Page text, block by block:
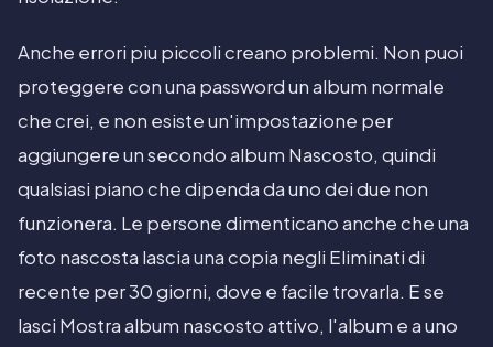
Anche errori piu piccoli creano problemi. Non puoi
proteggere con una password un album normale
che crei, e non esiste un'impostazione per
aggiungere un secondo album Nascosto, quindi
qualsiasi piano che dipenda da uno dei due non
funzionera. Le persone dimenticano anche che una
foto nascosta lascia una copia negli Eliminati di
recente per 30 giorni, dove e facile trovarla. E se
lasci Mostra album nascosto attivo, l'album e a uno